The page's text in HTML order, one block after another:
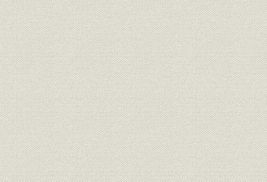
一、 ストライキの原因と大川、藤山双方の主張
一、 大川平三郎伝による罷業の見解
二、 藤山雷太伝による罷業の見解
二、 ストライキの経過と藤原銀次郎の入社
大川平三郎が磯野製紙の技術顧問となつた経緯
三、 加藤勇造の入社と渡米
四、 槙哲の入社と辞任の経緯
一、 井上伯の面前で大気焔